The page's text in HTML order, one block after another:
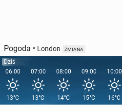
Pogoda • London ZMIANA
Dziś
06:00
13°C
07:00
13°C
08:00
14°C
09:00
15°C
10:00
16°C